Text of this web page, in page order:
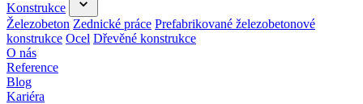
Konstrukce
Železobeton Zednické práce Prefabrikované železobetonové
konstrukce Ocel Dřevěné konstrukce
O nás
Reference
Blog
Kariéra